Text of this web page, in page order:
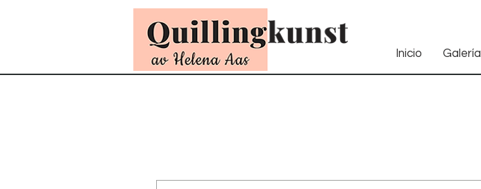
Inicio Galería